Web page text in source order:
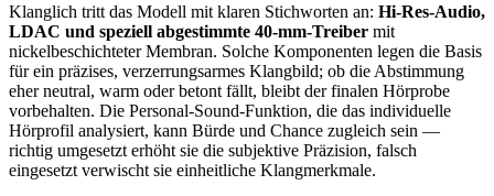
Klanglich tritt das Modell mit klaren Stichworten an: Hi-Res-Audio,
LDAC und speziell abgestimmte 40-mm-Treiber mit
nickelbeschichteter Membran. Solche Komponenten legen die Basis
für ein präzises, verzerrungsarmes Klangbild; ob die Abstimmung
eher neutral, warm oder betont fällt, bleibt der finalen Hörprobe
vorbehalten. Die Personal-Sound-Funktion, die das individuelle
Hörprofil analysiert, kann Bürde und Chance zugleich sein —
richtig umgesetzt erhöht sie die subjektive Präzision, falsch
eingesetzt verwischt sie einheitliche Klangmerkmale.